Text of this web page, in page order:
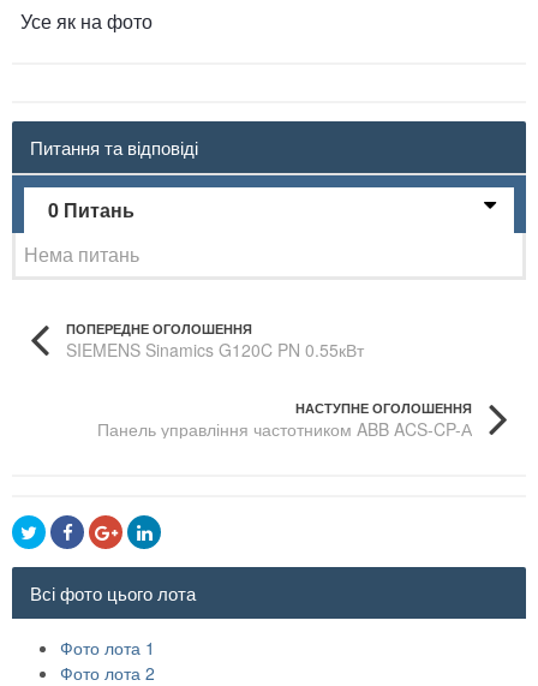
Усе як на фото
Питання та відповіді
0 Питань
Нема питань
ПОПЕРЕДНЕ ОГОЛОШЕННЯ
SIEMENS Sinamics G120C PN 0.55кВт
НАСТУПНЕ ОГОЛОШЕННЯ
Панель управління частотником ABB ACS-CP-А
Всі фото цього лота
Фото лота 1
Фото лота 2